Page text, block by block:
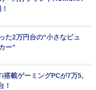
た2万円台の“小さなピュ
ー”
搭載ゲーミングPCが7万5,
！